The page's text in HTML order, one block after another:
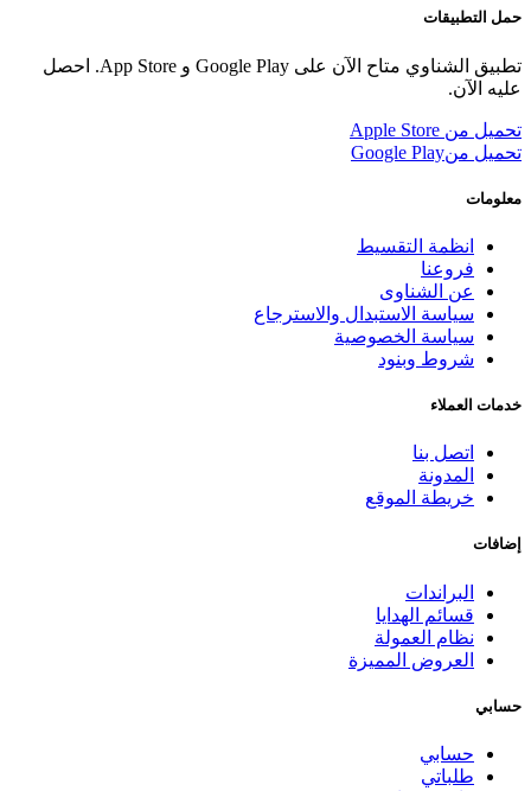
حمل التطبيقات
تطبيق الشناوي متاح الآن على Google Play و App Store. احصل
عليه الآن.
تحميل من Apple Store
تحميل منGoogle Play
معلومات
انظمة التقسيط
فروعنا
عن الشناوى
سياسة الاستبدال والاسترجاع
سياسة الخصوصية
شروط وبنود
خدمات العملاء
اتصل بنا
المدونة
خريطة الموقع
إضافات
البراندات
قسائم الهدايا
نظام العمولة
العروض المميزة
حسابي
حسابي
طلباتي